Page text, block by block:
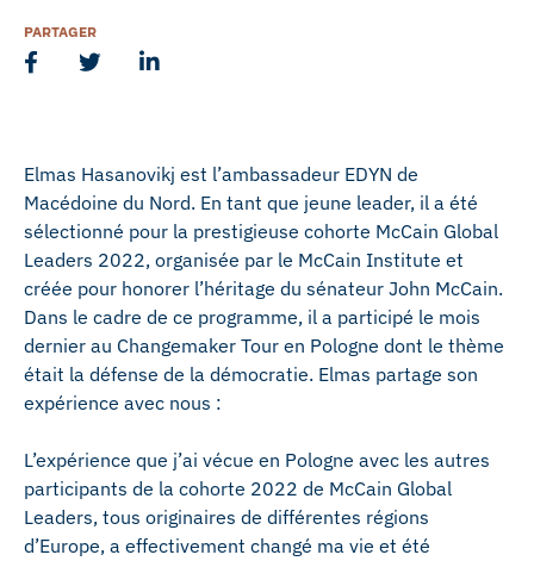
Elmas Hasanovikj est l’ambassadeur EDYN de
Macédoine du Nord. En tant que jeune leader, il a été
sélectionné pour la prestigieuse cohorte McCain Global
Leaders 2022, organisée par le McCain Institute et
créée pour honorer l’héritage du sénateur John McCain.
Dans le cadre de ce programme, il a participé le mois
dernier au Changemaker Tour en Pologne dont le thème
était la défense de la démocratie. Elmas partage son
expérience avec nous :
L’expérience que j’ai vécue en Pologne avec les autres
participants de la cohorte 2022 de McCain Global
Leaders, tous originaires de différentes régions
d’Europe, a effectivement changé ma vie et été
PARTAGER